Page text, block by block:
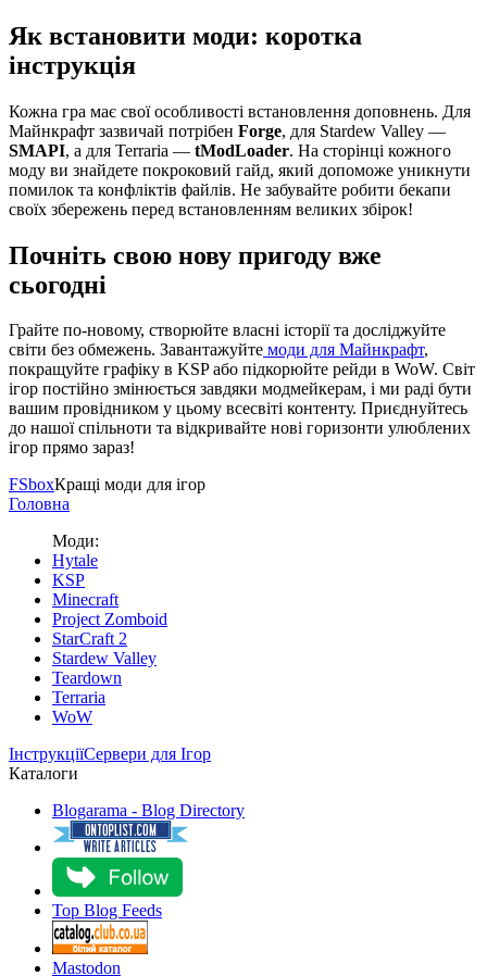
Як встановити моди: коротка
інструкція
Кожна гра має свої особливості встановлення доповнень. Для
Майнкрафт зазвичай потрібен Forge, для Stardew Valley —
SMAPI, а для Terraria — tModLoader. На сторінці кожного
моду ви знайдете покроковий гайд, який допоможе уникнути
помилок та конфліктів файлів. Не забувайте робити бекапи
своїх збережень перед встановленням великих збірок!
Почніть свою нову пригоду вже
сьогодні
Грайте по-новому, створюйте власні історії та досліджуйте
світи без обмежень. Завантажуйте моди для Майнкрафт,
покращуйте графіку в KSP або підкорюйте рейди в WoW. Світ
ігор постійно змінюється завдяки модмейкерам, і ми раді бути
вашим провідником у цьому всесвіті контенту. Приєднуйтесь
до нашої спільноти та відкривайте нові горизонти улюблених
ігор прямо зараз!
FSboxКращі моди для ігор
Головна
Моди:
Hytale
KSP
Minecraft
Project Zomboid
StarCraft 2
Stardew Valley
Teardown
Terraria
WoW
ІнструкціїСервери для Ігор
Каталоги
Blogarama - Blog Directory
Top Blog Feeds
Mastodon